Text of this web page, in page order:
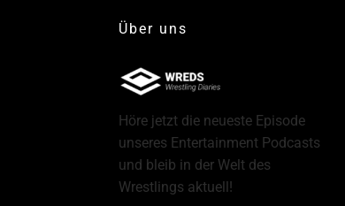
Über uns
Höre jetzt die neueste Episode
unseres Entertainment Podcasts
und bleib in der Welt des
Wrestlings aktuell!